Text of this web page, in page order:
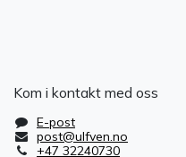
Kom i kontakt med oss
E-post
post@ulfven.no
+47 32240730